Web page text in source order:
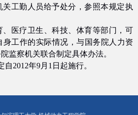
工勤人员给予处分，参照本规定执
医疗卫生、科技、体育等部门，可
身工作的实际情况，与国务院人力资
监察机关联合制定具体办法。
自2012年9月 1 日起施行。